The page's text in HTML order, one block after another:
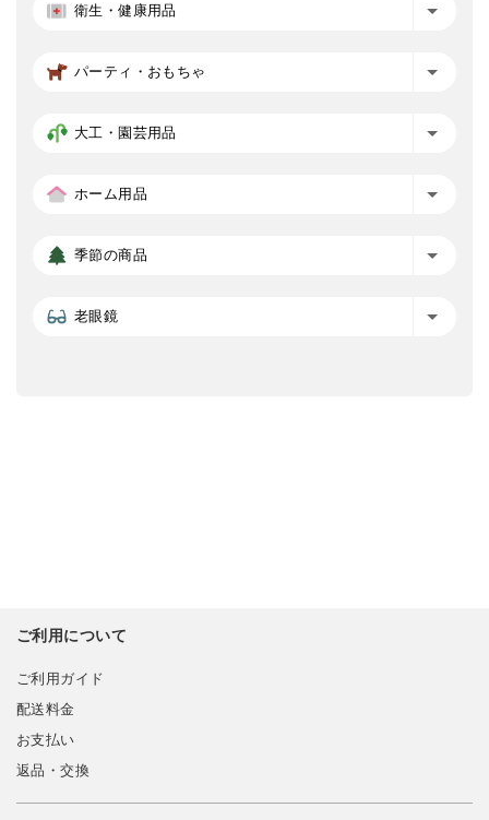
衛生・健康用品
パーティ・おもちゃ
大工・園芸用品
ホーム用品
季節の商品
老眼鏡
ご利用について
ご利用ガイド
配送料金
お支払い
返品・交換